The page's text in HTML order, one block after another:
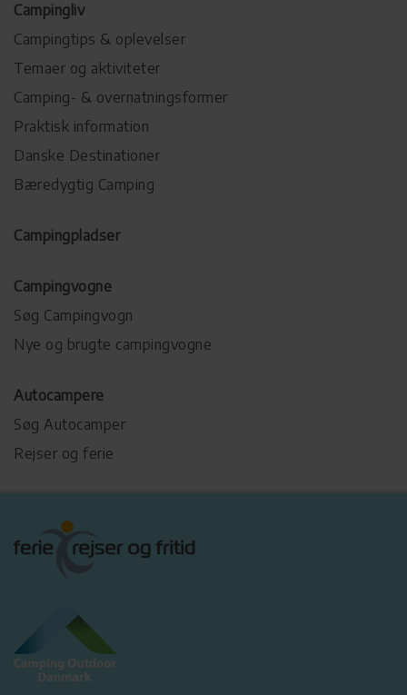
Campingliv
Campingtips & oplevelser
Temaer og aktiviteter
Camping- & overnatningsformer
Praktisk information
Danske Destinationer
Bæredygtig Camping
Campingpladser
Campingvogne
Søg Campingvogn
Nye og brugte campingvogne
Autocampere
Søg Autocamper
Rejser og ferie